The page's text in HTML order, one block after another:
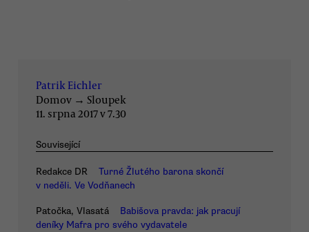
Patrik Eichler
Domov → Sloupek
11. srpna 2017 v 7.30
Související
Redakce DR
Turné Žlutého barona skončí
v neděli. Ve Vodňanech
Patočka, Vlasatá
Babišova pravda: jak pracují
deníky Mafra pro svého vydavatele